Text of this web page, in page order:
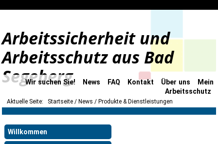
Arbeitssicherheit und
Arbeitsschutz aus Bad
Segeberg
Wir suchen Sie! News FAQ Kontakt Über uns
Mein
Arbeitsschutz
Aktuelle Seite: Startseite News Produkte & Dienstleistungen
Willkommen